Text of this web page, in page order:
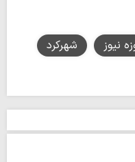
نیوز
شهرکرد